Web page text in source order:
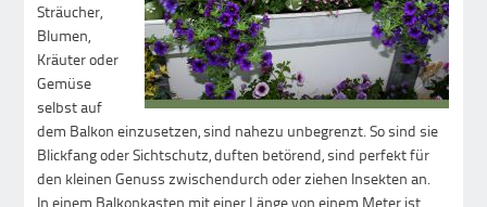
Sträucher,
Blumen,
Kräuter oder
Gemüse
selbst auf
dem Balkon einzusetzen, sind nahezu unbegrenzt. So sind sie
Blickfang oder Sichtschutz, duften betörend, sind perfekt für
den kleinen Genuss zwischendurch oder ziehen Insekten an.
In einem Balkonkasten mit einer Länge von einem Meter ist